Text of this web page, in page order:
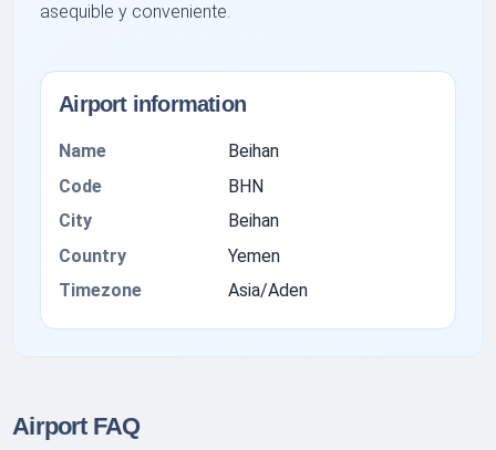
asequible y conveniente.
Airport information
Name
Beihan
Code
BHN
City
Beihan
Country
Yemen
Timezone
Asia/Aden
Airport FAQ